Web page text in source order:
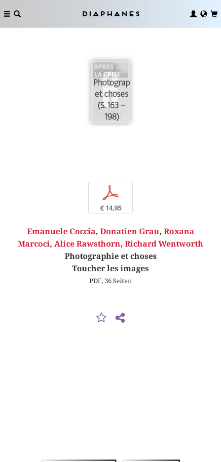
Diaphanes
Photographie
et choses
(S. 163 –
198)
p
€ 14,95
Emanuele Coccia, Donatien Grau, Roxana
Marcoci, Alice Rawsthorn, Richard Wentworth
Photographie et choses
Toucher les images
PDF, 36 Seiten